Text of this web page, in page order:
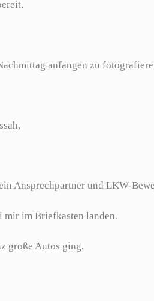
anfangen zu
Ansprechpartner und LKW-
mir im Briefkasten landen.
große Autos ging.